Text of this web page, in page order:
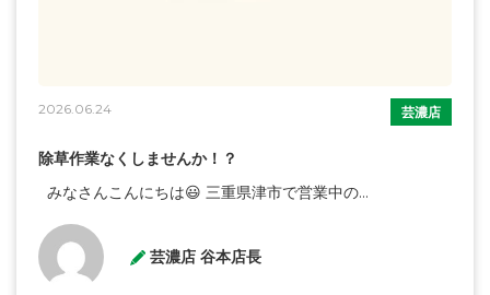
2026.06.24 芸濃店
除草作業なくしませんか！？
みなさんこんにちは😃 三重県津市で営業中の...
芸濃店 谷本店長